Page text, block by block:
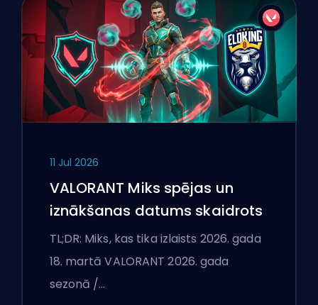
11 Jul 2026
VALORANT Miks spējas un
iznākšanas datums skaidrots
TL;DR: Miks, kas tika izlaists 2026. gada
18. martā VALORANT 2026. gada
sezonā /…